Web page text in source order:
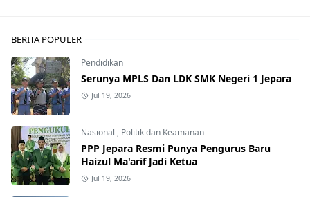
BERITA POPULER
Pendidikan
Serunya MPLS Dan LDK SMK Negeri 1 Jepara
Jul 19, 2026
Nasional , Politik dan Keamanan
PPP Jepara Resmi Punya Pengurus Baru
Haizul Ma'arif Jadi Ketua
Jul 19, 2026